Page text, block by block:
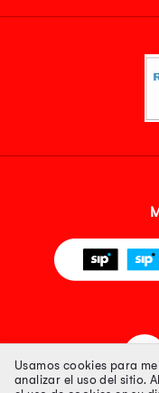
Usamos cookies para
analizar el uso del sitio.